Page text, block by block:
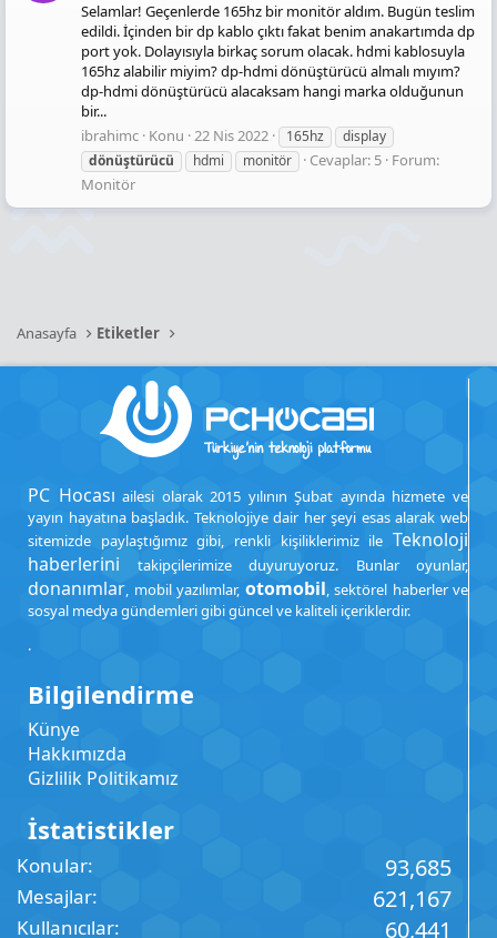
Selamlar! Geçenlerde 165hz bir monitör aldım. Bugün teslim
edildi. İçinden bir dp kablo çıktı fakat benim anakartımda dp
port yok. Dolayısıyla birkaç sorum olacak. hdmi kablosuyla
165hz alabilir miyim? dp-hdmi dönüştürücü almalı mıyım?
dp-hdmi dönüştürücü alacaksam hangi marka olduğunun
bir...
ibrahimc Konu 22 Nis 2022 165hz
display
dönüştürücü
hdmi monitör Cevaplar: 5 Forum:
Monitör
Anasayfa Etiketler
PC Hocası ailesi olarak 2015 yılının Şubat ayında hizmete ve
yayın hayatına başladık. Teknolojiye dair her şeyi esas alarak web
sitemizde paylaştığımız gibi, renkli kişiliklerimiz ile Teknoloji
haberlerini takipçilerimize duyuruyoruz. Bunlar oyunlar,
donanımlar, mobil yazılımlar, otomobil, sektörel haberler ve
sosyal medya gündemleri gibi güncel ve kaliteli içeriklerdir.
.
Bilgilendirme
Künye
Hakkımızda
Gizlilik Politikamız
İstatistikler
Konular 93,685
Mesajlar 621,167
Kullanıcılar 60,441